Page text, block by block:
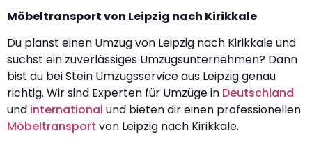
Möbeltransport von Leipzig nach Kirikkale
Du planst einen Umzug von Leipzig nach Kirikkale und
suchst ein zuverlässiges Umzugsunternehmen? Dann
bist du bei Stein Umzugsservice aus Leipzig genau
richtig. Wir sind Experten für Umzüge in Deutschland
und international und bieten dir einen professionellen
Möbeltransport von Leipzig nach Kirikkale.